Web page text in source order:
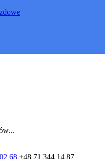
68 +48 71 344 14 87